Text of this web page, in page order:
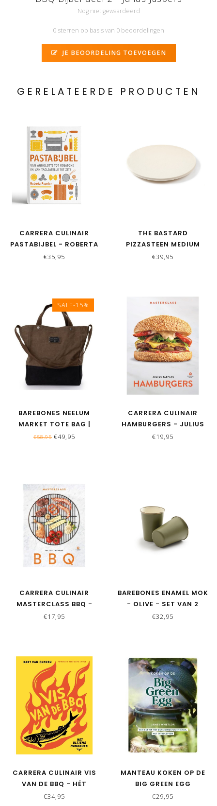
Nog niet gewaardeerd
0 sterren op basis van 0 beoordelingen
JE BEOORDELING TOEVOEGEN
GERELATEERDE PRODUCTEN
CARRERA CULINAIR
PASTABIJBEL - ROBERTA
PAGNIER EN LOTJE
€35,95
THE BASTARD
PIZZASTEEN MEDIUM
€39,95
SALE-15%
BAREBONES NEELUM
MARKET TOTE BAG |
KHAKI
€58,95 €49,95
CARRERA CULINAIR
HAMBURGERS - JULIUS
JASPERS
€19,95
CARRERA CULINAIR
MASTERCLASS BBQ -
JULIUS JASPERS
€17,95
BAREBONES ENAMEL MOK
- OLIVE - SET VAN 2
€32,95
CARRERA CULINAIR VIS
VAN DE BBQ - HÉT
ULTIEME HANDBOEK
€34,95
MANTEAU KOKEN OP DE
BIG GREEN EGG
€29,95